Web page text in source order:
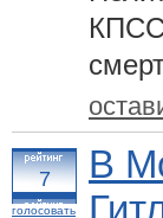
КПСС
7
голосовать
В